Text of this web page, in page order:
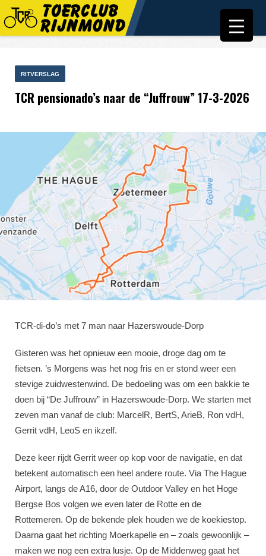
RITVERSLAG
TCR pensionado’s naar de “Juffrouw” 17-3-2026
TCR-di-do’s met 7 man naar Hazerswoude-Dorp
Gisteren was het opnieuw een mooie, droge dag om te
fietsen. ’s Morgens was het nog fris en er stond weer een
stevige zuidwestenwind. De bedoeling was om een bakkie te
doen bij “De Juffrouw” in Hazerswoude-Dorp. We starten met
zeven man vanaf de club: MarcelR, BertS, ArieB, Ron vdH,
Gerrit vdH, LeoS en ikzelf.
Deze keer rijdt Gerrit weer op kop voor de navigatie, en dat
betekent automatisch een heel andere route. Via The Hague
Airport, langs de A16, door de Outdoor Valley en het Hoge
Bergse Bos volgen we even later de Rotte en de
Rottemeren. Op de bekende plek houden we de koekiestop.
Daarna gaat het richting Moerkapelle en – zoals gewoonlijk –
maken we nog een extra lusje. Op de Middenweg gaat het